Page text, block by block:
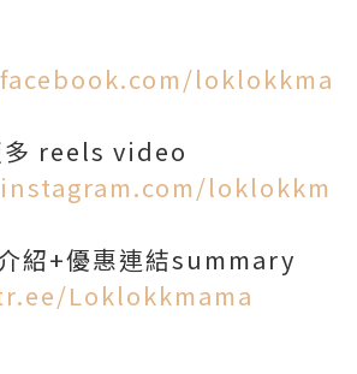
loklokkma
多 reels video
loklokkm
紹+優惠連結summary
Loklokkmama